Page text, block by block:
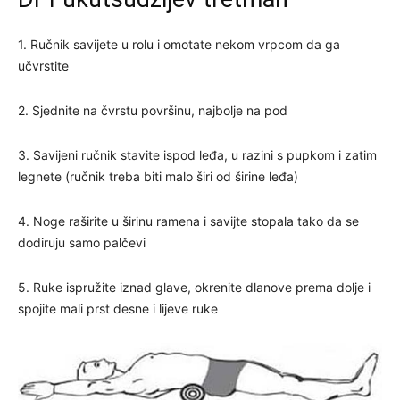
1. Ručnik savijete u rolu i omotate nekom vrpcom da ga
učvrstite
2. Sjednite na čvrstu površinu, najbolje na pod
3. Savijeni ručnik stavite ispod leđa, u razini s pupkom i zatim
legnete (ručnik treba biti malo širi od širine leđa)
4. Noge raširite u širinu ramena i savijte stopala tako da se
dodiruju samo palčevi
5. Ruke ispružite iznad glave, okrenite dlanove prema dolje i
spojite mali prst desne i lijeve ruke